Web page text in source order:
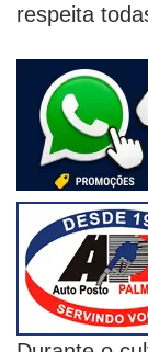
respeita